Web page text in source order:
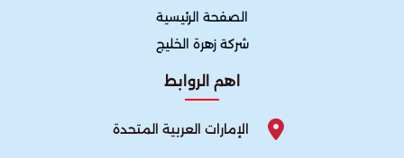
الصفحة الرئيسية
شركة زهرة الخليج
اهم الروابط
الإمارات العربية المتحدة